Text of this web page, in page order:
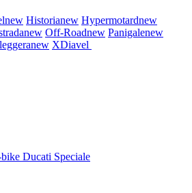
new Historianew Hypermotardnew
new Off-Roadnew Panigalenew
new XDiavel
Ducati Speciale